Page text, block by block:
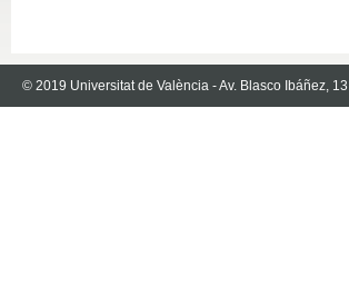
© 2019 Universitat de València - Av. Blasco Ibáñez,